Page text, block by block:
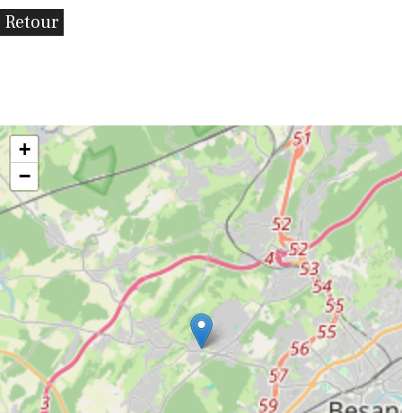
Retour
+
−